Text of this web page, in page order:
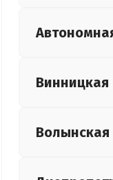
Винницкая
Волынская